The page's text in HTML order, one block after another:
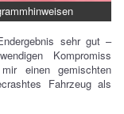
sehr gut –
Kompromiss
einen gemischten
Fahrzeug als